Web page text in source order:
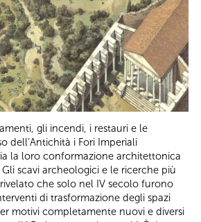
gli incendi, i restauri e le
dell’Antichità i Fori Imperiali
la loro conformazione architettonica
scavi archeologici e le ricerche più
che solo nel IV secolo furono
di trasformazione degli spazi
motivi completamente nuovi e diversi